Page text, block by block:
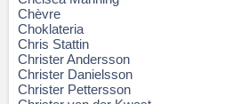
Chèvre
Choklateria
Chris Stattin
Christer Andersson
Christer Danielsson
Christer Pettersson